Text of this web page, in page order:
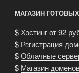
МАГАЗИН ГОТОВЫХ
$ Хостинг от 92
$ Регистрация
$Облачные
$ Магазин доменов